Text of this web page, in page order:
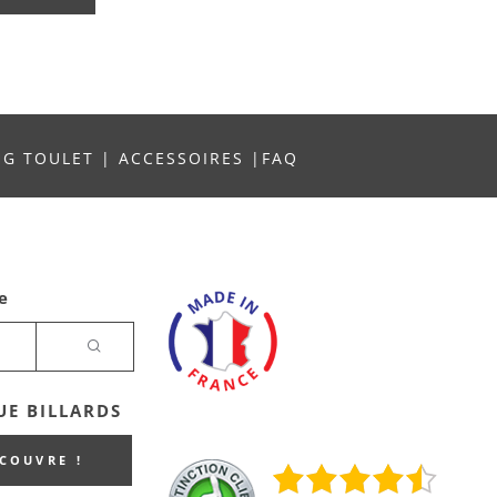
TOULET | ACCESSOIRES | FAQ
BILLARDS
!